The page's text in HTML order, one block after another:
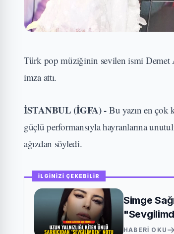
Türk pop müziğinin sevilen ismi Demet
imza attı.
İSTANBUL (İGFA) - Bu yazın en çok
güçlü performansıyla hayranlarına
ağızdan söyledi.
İLGİNİZİ ÇEKEBİLİR
Simge
HABERI OKU